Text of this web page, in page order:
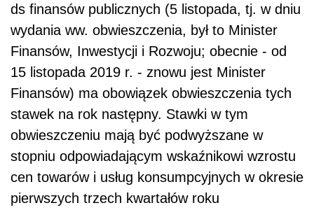
ds finansów publicznych (5 listopada, tj. w dniu
wydania ww. obwieszczenia, był to Minister
Finansów, Inwestycji i Rozwoju; obecnie - od
15 listopada 2019 r. - znowu jest Minister
Finansów) ma obowiązek obwieszczenia tych
stawek na rok następny. Stawki w tym
obwieszczeniu mają być podwyższane w
stopniu odpowiadającym wskaźnikowi wzrostu
cen towarów i usług konsumpcyjnych w okresie
pierwszych trzech kwartałów roku